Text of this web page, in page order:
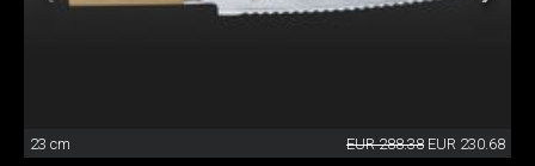
23 cm EUR 288.38 EUR 230.68